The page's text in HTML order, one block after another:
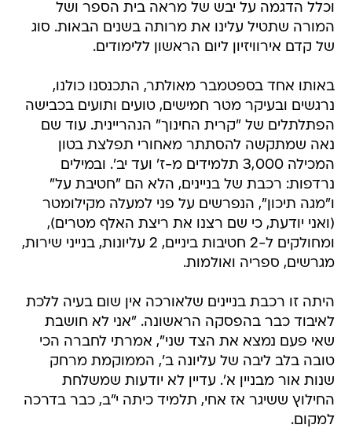
וכלל הדגמה על יבש של מראה בית הספר ושל
המורה שתטיל עלינו את מרותה בשנים הבאות. סוג
של קדם אירוויזיון ליום הראשון ללימודים.
באותו אחד בספטמבר מאולתר, התכנסנו כולנו,
נרגשים ובעיקר מטר חמישים, טועים ותועים בכבישה
הפתלתלים של "קרית החינוך" הנהריינית. עוד שם
נאה שמתקשה להסתתר מאחורי תפלצת בטון
המכילה 3,000 תלמידים מ-ז' ועד יב'. ובמילים
נרדפות: רכבת של בניינים, הלא הם "חטיבת על"
ו"מגה תיכון", הנפרשים על פני למעלה מקילומטר
(ואני יודעת, כי שם רצנו את ריצת האלף מטרים),
ומחולקים ל-2 חטיבות ביניים, 2 עליונות, בנייני שירות,
מגרשים, ספריה ואולמות.
היתה זו רכבת בניינים שלאורכה אין שום בעיה ללכת
לאיבוד כבר בהפסקה הראשונה. "אני לא חושבת
שאי פעם נמצא את הצד שני", אמרתי לחברה הכי
טובה בלב ליבה של עליונה ב', הממוקמת מרחק
שנות אור מבניין א'. עדיין לא יודעות שמשלחת
החילוץ ששיגר אז אחי, תלמיד כיתה י"ב, כבר בדרכה
למקום.